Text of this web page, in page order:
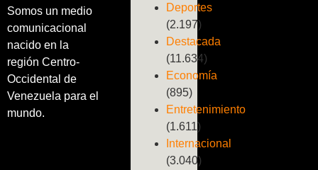
Somos un medio
comunicacional
nacido en la
región Centro-
Occidental de
Venezuela para el
mundo.
Deportes
(2.197)
Destacada
(11.634)
Economía
(895)
Entretenimiento
(1.611)
Internacional
(3.040)